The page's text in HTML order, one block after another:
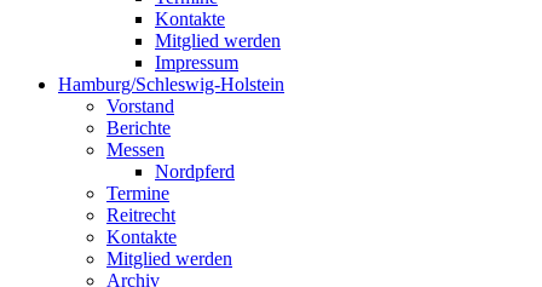
Kontakte
Mitglied werden
Impressum
Hamburg/Schleswig-Holstein
Vorstand
Berichte
Messen
Nordpferd
Termine
Reitrecht
Kontakte
Mitglied werden
Archiv